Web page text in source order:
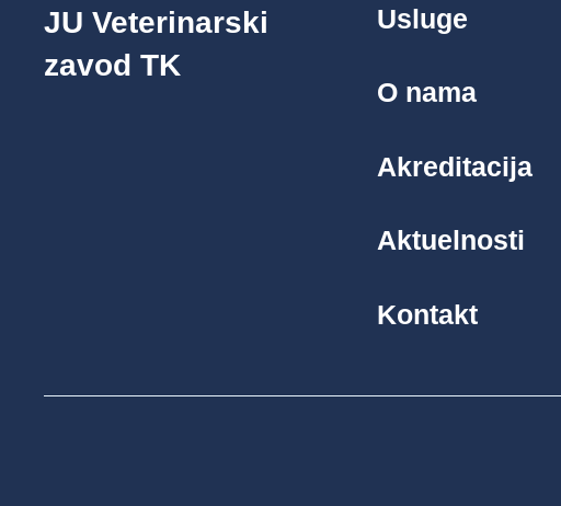
JU Veterinarski
zavod TK
Usluge
O nama
Akreditacija
Aktuelnosti
Kontakt